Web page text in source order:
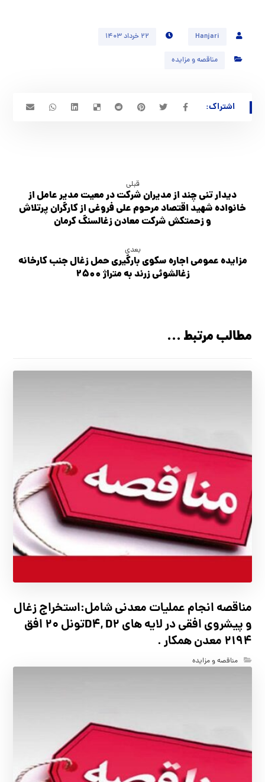
Hanjari ۲۲ خرداد ۱۴۰۳
مناقصه و مزایده
قبلی
دیدار تنی چند از مدیران شرکت در معیت مدیر عامل از
خانواده شهید اقتصاد مرحوم علی فروغی از کارگران پرتلاش
و زحمتکش شرکت معادن زغالسنگ کرمان
بعدی
مزایده عمومی اجاره سکوی بارگیری حمل زغال جنب کارخانه
زغالشوئی زرند به متراژ ۲۵۰۰
مطالب مرتبط ...
مناقصه انجام عملیات معدنی شامل:استخراج زغال
و پیشروی افقی در لایه های D4, D2تونل 20 افق
2194 معدن همکار .
مناقصه و مزایده